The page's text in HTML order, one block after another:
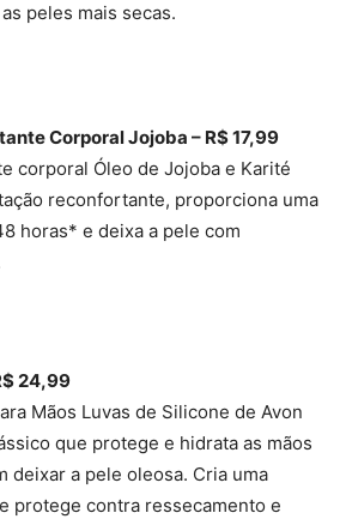
peles mais secas.
Corporal Jojoba – R$ 17,99
corporal Óleo de Jojoba e Karité
reconfortante, proporciona uma
horas* e deixa a pele com
24,99
Mãos Luvas de Silicone de Avon
que protege e hidrata as mãos
deixar a pele oleosa. Cria uma
protege contra ressecamento e